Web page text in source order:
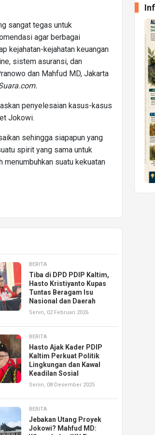
sangat tegas untuk
agar berbagai
kejahatan-kejahatan keuangan
sistem asuransi, dan
dan Mahfud MD, Jakarta
penyelesaian kasus-kasus
Jokowi.
sehingga siapapun yang
spirit yang sama untuk
menumbuhkan suatu kekuatan
BERITA
Tiba di DPD PDIP Kaltim,
Hasto Kristiyanto Kupas
Tuntas Beragam Isu
Nasional dan Daerah
Senin, 02 Februari 2026
BERITA
Hasto Ajak Kader PDIP
Kaltim Perkuat Politik
Lingkungan dan Kawal
Keadilan Sosial
Senin, 08 Desember 2025
BERITA
Jebakan Utang Proyek
Jokowi? Mahfud MD: